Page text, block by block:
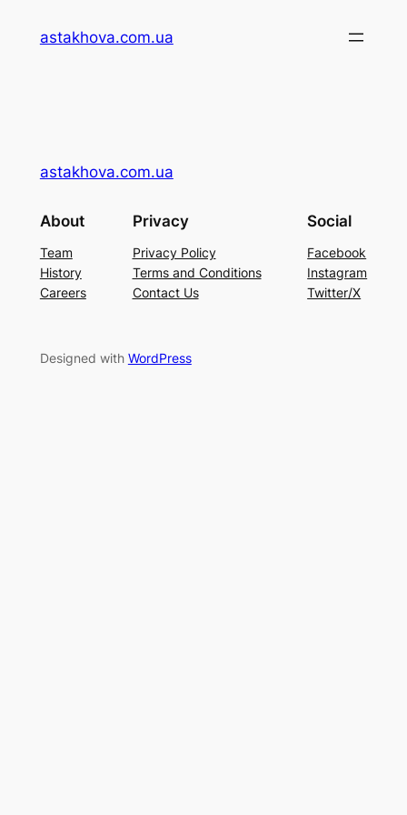
astakhova.com.ua
astakhova.com.ua
About
Team
History
Careers
Privacy
Privacy Policy
Terms and Conditions
Contact Us
Social
Facebook
Instagram
Twitter/X
Designed with WordPress